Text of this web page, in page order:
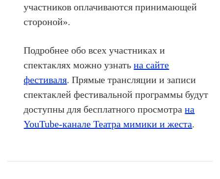
участников оплачиваются принимающей
стороной».
Подробнее обо всех участниках и
спектаклях можно узнатьна сайте
фестиваля. Прямые трансляции и записи
спектаклей фестивальной программы будут
доступны для бесплатного просмотрана
YouTube-канале Театра мимики и жеста.